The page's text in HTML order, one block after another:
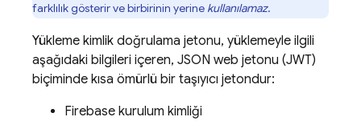
farklılık gösterir ve birbirinin yerine kullanılamaz.
Yükleme kimlik doğrulama jetonu, yüklemeyle ilgili
aşağıdaki bilgileri içeren, JSON web jetonu (JWT)
biçiminde kısa ömürlü bir taşıyıcı jetondur:
Firebase kurulum kimliği